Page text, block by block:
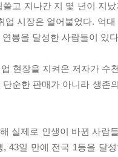
쓸고 지나간 지 몇 년이 지
업 시장은 얼어붙었다. 억
봉을 달성한 사람들이 있
현장을 지켜온 저자가 수
순한 판매가 아니라 생존
실제로 인생이 바뀐 사람
, 43일 만에 전국 1등을 달